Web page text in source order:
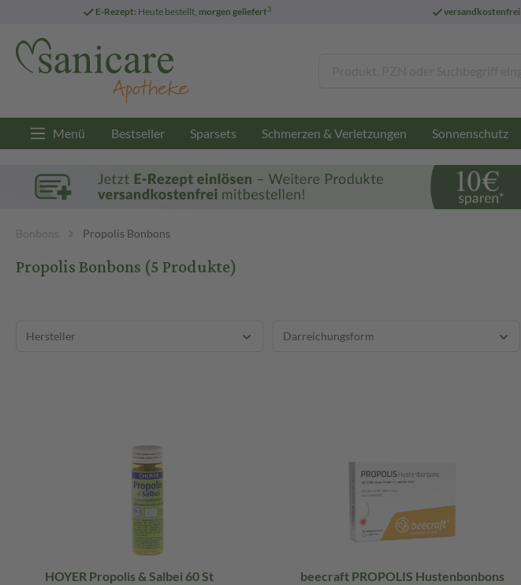
E-Rezept: Heute bestellt, morgen geliefert3 versandkostenfrei
Menü Bestseller Sparsets Schmerzen & Verletzungen Sonnenschutz
Bonbons Propolis Bonbons
Propolis Bonbons(5 Produkte)
Hersteller Darreichungsform
HOYER Propolis & Salbei 60 St
beecraft PROPOLIS Hustenbonbons